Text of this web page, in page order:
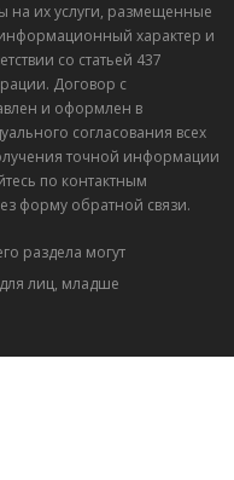
на их услуги, размещенные
характер и
со статьей 437
Договор с
и оформлен в
согласования всех
точной информации
по контактным
форму обратной связи.
раздела могут
лиц, младше